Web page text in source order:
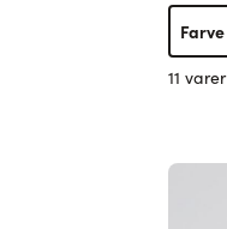
Farve
11 varer